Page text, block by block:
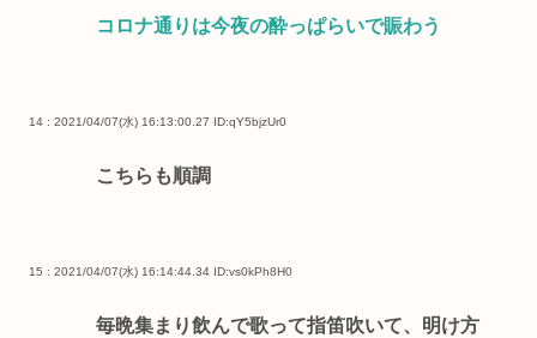
コロナ通りは今夜の酔っぱらいで賑わう
14 : 2021/04/07(水) 16:13:00.27 ID:qY5bjzUr0
こちらも順調
15 : 2021/04/07(水) 16:14:44.34 ID:vs0kPh8H0
毎晩集まり飲んで歌って指笛吹いて、明け方